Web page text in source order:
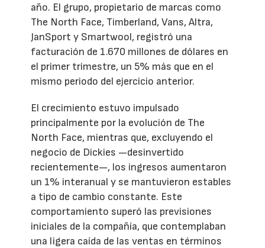
año. El grupo, propietario de marcas como
The North Face, Timberland, Vans, Altra,
JanSport y Smartwool, registró una
facturación de 1.670 millones de dólares en
el primer trimestre, un 5% más que en el
mismo periodo del ejercicio anterior.
El crecimiento estuvo impulsado
principalmente por la evolución de The
North Face, mientras que, excluyendo el
negocio de Dickies —desinvertido
recientemente—, los ingresos aumentaron
un 1% interanual y se mantuvieron estables
a tipo de cambio constante. Este
comportamiento superó las previsiones
iniciales de la compañía, que contemplaban
una ligera caída de las ventas en términos